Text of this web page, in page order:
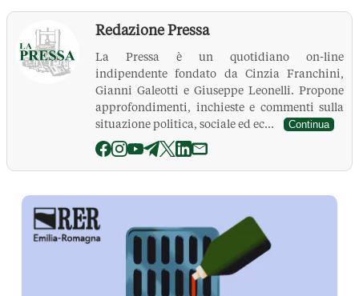
Redazione Pressa
La Pressa è un quotidiano on-line
indipendente fondato da Cinzia Franchini,
Gianni Galeotti e Giuseppe Leonelli. Propone
approfondimenti, inchieste e commenti sulla
situazione politica, sociale ed ec...
Continua
La Pressa